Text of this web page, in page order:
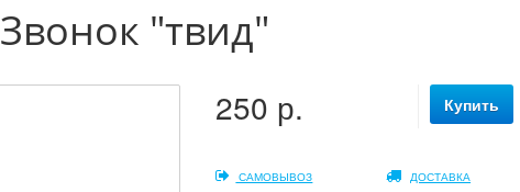
Звонок "твид"
250 р. Купить
САМОВЫВОЗ ДОСТАВКА